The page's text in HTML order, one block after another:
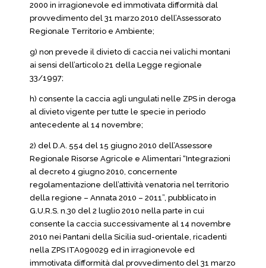
2000 in irragionevole ed immotivata difformità dal
provvedimento del 31 marzo 2010 dell’Assessorato
Regionale Territorio e Ambiente;
g) non prevede il divieto di caccia nei valichi montani
ai sensi dell’articolo 21 della Legge regionale
33/1997;
h) consente la caccia agli ungulati nelle ZPS in deroga
al divieto vigente per tutte le specie in periodo
antecedente al 14 novembre;
2) del D.A. 554 del 15 giugno 2010 dell’Assessore
Regionale Risorse Agricole e Alimentari “Integrazioni
al decreto 4 giugno 2010, concernente
regolamentazione dell’attività venatoria nel territorio
della regione – Annata 2010 – 2011”, pubblicato in
G.U.R.S. n.30 del 2 luglio 2010 nella parte in cui
consente la caccia successivamente al 14 novembre
2010 nei Pantani della Sicilia sud-orientale, ricadenti
nella ZPS ITA090029 ed in irragionevole ed
immotivata difformità dal provvedimento del 31 marzo